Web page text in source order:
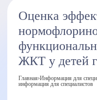
Оценка
ЖКТ у детей
Главная›Информация для
информация для специалистов